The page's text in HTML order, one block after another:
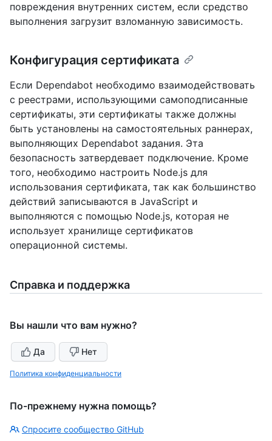
повреждения внутренних систем, если средство
выполнения загрузит взломанную зависимость.
Конфигурация сертификата
Если Dependabot необходимо взаимодействовать
с реестрами, использующими самоподписанные
сертификаты, эти сертификаты также должны
быть установлены на самостоятельных раннерах,
выполняющих Dependabot задания. Эта
безопасность затвердевает подключение. Кроме
того, необходимо настроить Node.js для
использования сертификата, так как большинство
действий записываются в JavaScript и
выполняются с помощью Node.js, которая не
использует хранилище сертификатов
операционной системы.
Справка и поддержка
Вы нашли что вам нужно?
Да Нет
Политика конфиденциальности
По-прежнему нужна помощь?
Спросите сообщество GitHub